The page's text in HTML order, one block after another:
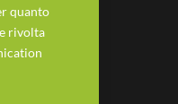
quanto
rivolta